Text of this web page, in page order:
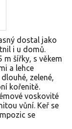
dostal jako
i u domů.
m šířky, s věkem
a lehce
zelené,
kořenitě.
voskovité
vůní. Keř se
se